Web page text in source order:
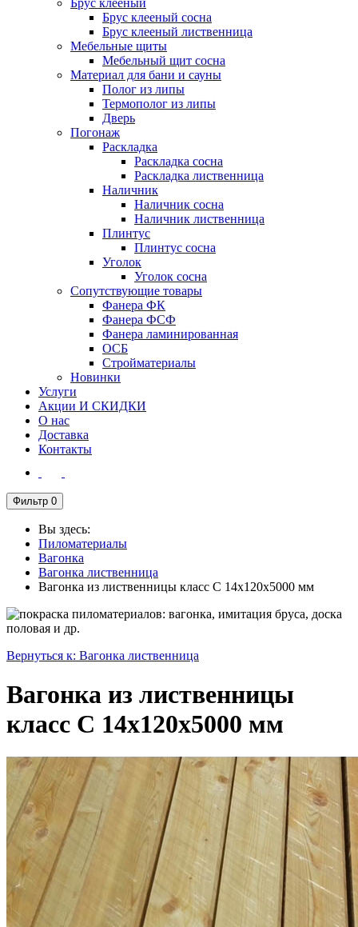
Брус клееный
Брус клееный сосна
Брус клееный лиственница
Мебельные щиты
Мебельный щит сосна
Материал для бани и сауны
Полог из липы
Термополог из липы
Дверь
Погонаж
Раскладка
Раскладка сосна
Раскладка лиственница
Наличник
Наличник сосна
Наличник лиственница
Плинтус
Плинтус сосна
Уголок
Уголок сосна
Сопутствующие товары
Фанера ФК
Фанера ФСФ
Фанера ламинированная
ОСБ
Стройматериалы
Новинки
Услуги
Акции И СКИДКИ
О нас
Доставка
Контакты
Фильтр 0
Вы здесь:
Пиломатериалы
Вагонка
Вагонка лиственница
Вагонка из лиственницы класс С 14x120x5000 мм
Вернуться к: Вагонка лиственница
Вагонка из лиственницы
класс С 14x120x5000 мм